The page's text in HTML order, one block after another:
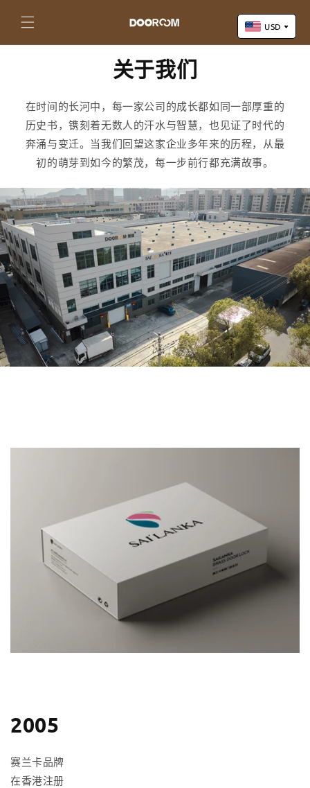
容
车
USD
Euro (EUR)
Pound Sterling (GBP)
关于我们
在时间的长河中，每一家公司的成长都如同一部厚重的
历史书，镌刻着无数人的汗水与智慧，也见证了时代的
奔涌与变迁。当我们回望这家企业多年来的历程，从最
初的萌芽到如今的繁茂，每一步前行都充满故事。
2005
赛兰卡品牌
在香港注册